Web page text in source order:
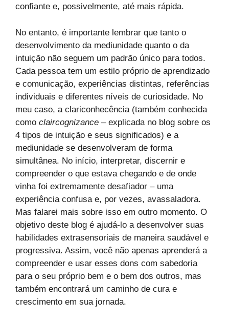
confiante e, possivelmente, até mais rápida.
No entanto, é importante lembrar que tanto o
desenvolvimento da mediunidade quanto o da
intuição não seguem um padrão único para todos.
Cada pessoa tem um estilo próprio de aprendizado
e comunicação, experiências distintas, referências
individuais e diferentes níveis de curiosidade. No
meu caso, a clariconhecência (também conhecida
como claircognizance – explicada no blog sobre os
4 tipos de intuição e seus significados) e a
mediunidade se desenvolveram de forma
simultânea. No início, interpretar, discernir e
compreender o que estava chegando e de onde
vinha foi extremamente desafiador – uma
experiência confusa e, por vezes, avassaladora.
Mas falarei mais sobre isso em outro momento. O
objetivo deste blog é ajudá-lo a desenvolver suas
habilidades extrasensoriais de maneira saudável e
progressiva. Assim, você não apenas aprenderá a
compreender e usar esses dons com sabedoria
para o seu próprio bem e o bem dos outros, mas
também encontrará um caminho de cura e
crescimento em sua jornada.